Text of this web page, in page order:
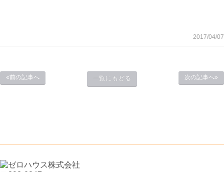
2017/04/07
«前の記事へ 次の記事へ»
一覧にもどる